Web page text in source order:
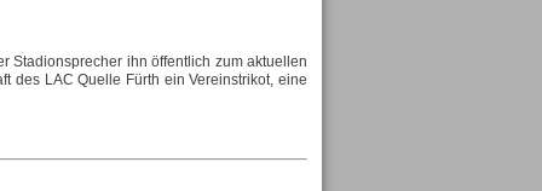
Stadionsprecher ihn öffentlich zum aktuellen
des LAC Quelle Fürth ein Vereinstrikot, eine